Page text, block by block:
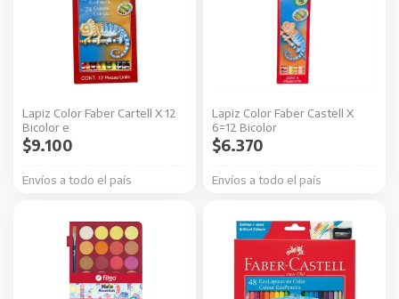
Lapiz Color Faber Cartell X 12
Bicolor e
Envíos a todo el país
$9.100
Lapiz Color Faber Castell X
6=12 Bicolor
Envíos a todo el país
$6.370